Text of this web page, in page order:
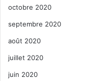
octobre 2020
septembre 2020
août 2020
juillet 2020
juin 2020